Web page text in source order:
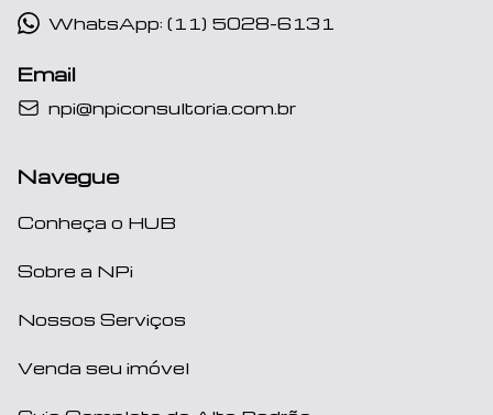
WhatsApp: (11) 5028-6131
Email
npi@npiconsultoria.com.br
Navegue
Conheça o HUB
Sobre a NPi
Nossos Serviços
Venda seu imóvel